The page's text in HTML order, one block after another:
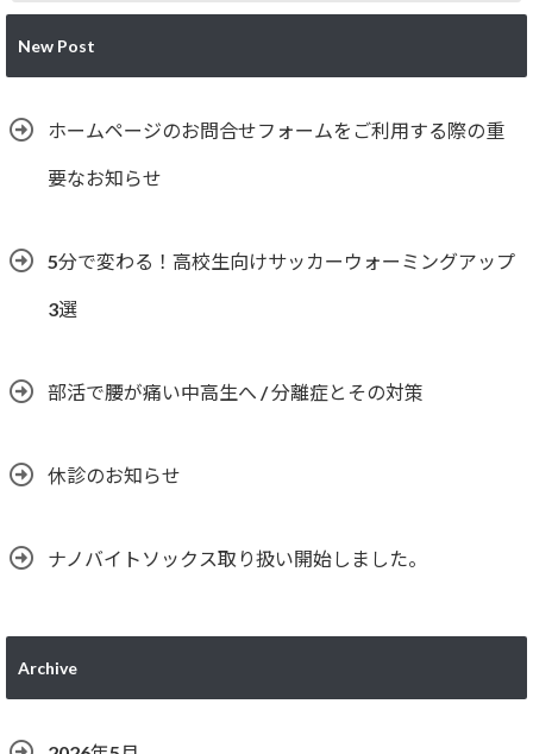
New Post
ホームページのお問合せフォームをご利用する際の重
要なお知らせ
5分で変わる！高校生向けサッカーウォーミングアップ
3選
部活で腰が痛い中高生へ / 分離症とその対策
休診のお知らせ
ナノバイトソックス取り扱い開始しました。
Archive